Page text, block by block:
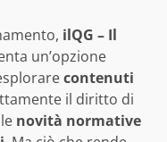
ilQG – Il
un’opzione
contenuti
il diritto di
novità normative